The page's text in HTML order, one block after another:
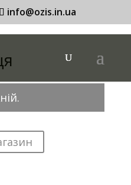
info@ozis.in.ua